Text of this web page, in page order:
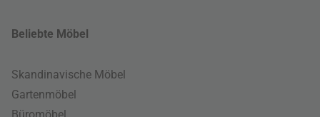
Beliebte Möbel
Skandinavische Möbel
Gartenmöbel